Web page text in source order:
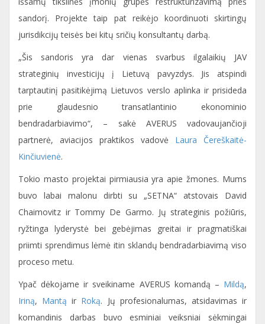
sandorį. Projekte taip pat reikėjo koordinuoti skirtingų
jurisdikcijų teisės bei kitų sričių konsultantų darbą.
„Šis sandoris yra dar vienas svarbus ilgalaikių JAV
strateginių investicijų į Lietuvą pavyzdys. Jis atspindi
tarptautinį pasitikėjimą Lietuvos verslo aplinka ir prisideda
prie glaudesnio transatlantinio ekonominio
bendradarbiavimo“, – sakė AVERUS vadovaujančioji
partnerė, aviacijos praktikos vadovė Laura Čereškaitė-
Kinčiuvienė.
Tokio masto projektai pirmiausia yra apie žmones. Mums
buvo labai malonu dirbti su „SETNA“ atstovais David
Chaimovitz ir Tommy De Garmo. Jų strateginis požiūris,
ryžtinga lyderystė bei gebėjimas greitai ir pragmatiškai
priimti sprendimus lėmė itin sklandų bendradarbiavimą viso
proceso metu.
Ypač dėkojame ir sveikiname AVERUS komandą – Mildą,
Iriną, Mantąir Roką. Jų profesionalumas, atsidavimas ir
komandinis darbas buvo esminiai veiksniai sėkmingai